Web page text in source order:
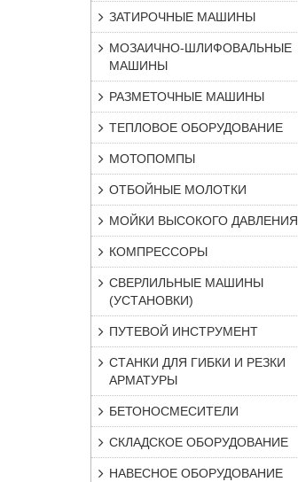
ЗАТИРОЧНЫЕ МАШИНЫ
МОЗАИЧНО-ШЛИФОВАЛЬНЫЕ
МАШИНЫ
РАЗМЕТОЧНЫЕ МАШИНЫ
ТЕПЛОВОЕ ОБОРУДОВАНИЕ
МОТОПОМПЫ
ОТБОЙНЫЕ МОЛОТКИ
МОЙКИ ВЫСОКОГО ДАВЛЕНИЯ
КОМПРЕССОРЫ
СВЕРЛИЛЬНЫЕ МАШИНЫ
(УСТАНОВКИ)
ПУТЕВОЙ ИНСТРУМЕНТ
СТАНКИ ДЛЯ ГИБКИ И РЕЗКИ
АРМАТУРЫ
БЕТОНОСМЕСИТЕЛИ
СКЛАДСКОЕ ОБОРУДОВАНИЕ
НАВЕСНОЕ ОБОРУДОВАНИЕ